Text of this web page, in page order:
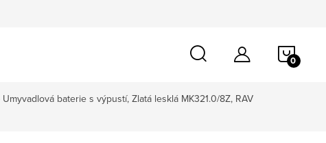
Umyvadlová baterie s výpustí, Zlatá lesklá MK321.0/8Z, RAV